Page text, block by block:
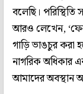
বলেছি। পরিস্থিতি
আরও লেখেন,
গাড়ি ভাঙচুর করা
নাগরিক অধিকার
আমাদের অবস্থান